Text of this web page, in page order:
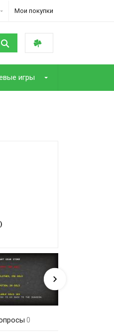
Мои покупки
игры
0